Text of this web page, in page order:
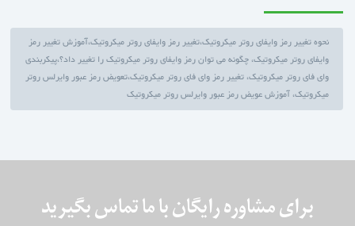
نحوه تغییر رمز وایفای روتر میکروتیک،تغییر رمز وایفای روتر میکروتیک،آموزش تغییر رمز
وایفای روتر میکروتیک، چگونه می توان رمز وایفای روتر میکروتیک را تغییر داد؟،پیکربندی
وای فای روتر میکروتیک، تغییر رمز وای فای روتر میکروتیک،تعویض رمز عبور وایرلس روتر
میکروتیک، آموزش عویض رمز عبور وایرلس روتر میکروتیک
برای مشاوره رایگان با ما تماس بگیرید